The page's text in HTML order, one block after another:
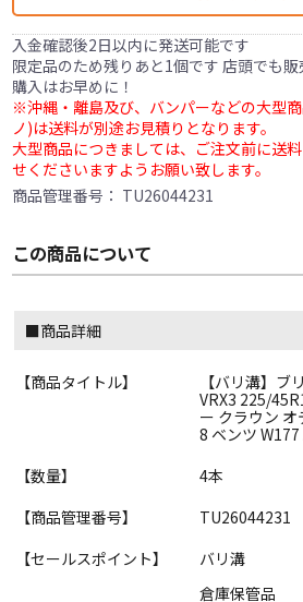
入金確認後2日以内に発送可能です
限定品のため残りあと1個です 店頭でも
購入はお早めに！
※沖縄・離島及び、バンパーなどの大型
ノ)は送料が別途お見積りとなります。
大型商品につきましては、ご注文前に送
せくださいますようお願い致します。
商品管理番号： TU26044231
この商品について
■商品詳細
【商品タイトル】
【バリ溝】ブ
VRX3 225/
ー クラウン
8 ベンツ
【数量】
4本
【商品管理番号】
TU26044231
【セールスポイント】
バリ溝
倉庫保管品